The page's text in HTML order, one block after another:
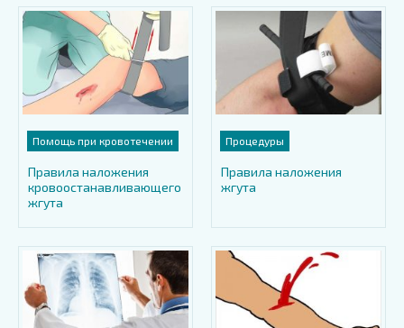
Помощь при кровотечении
Правила наложения
кровоостанавливающего
жгута
Процедуры
Правила наложения
жгута